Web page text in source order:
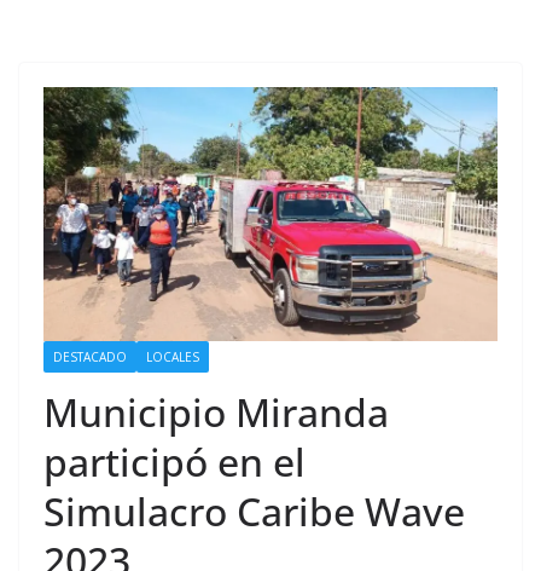
DESTACADO LOCALES
Municipio Miranda
participó en el
Simulacro Caribe Wave
2023